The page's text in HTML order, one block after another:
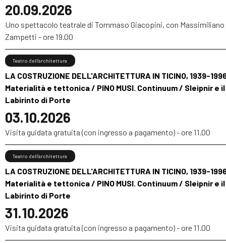
20.09.2026
Uno spettacolo teatrale di Tommaso Giacopini, con Massimiliano
Zampetti - ore 19.00
LA COSTRUZIONE DELL'ARCHITETTURA IN TICINO, 1939-
Materialità e tettonica / PINO MUSI. Continuum / Sleipnir e il
Labirinto di Porte
03.10.2026
Teatro dell’architettura
Visita guidata gratuita (con ingresso a pagamento) - ore 11.00
LA COSTRUZIONE DELL'ARCHITETTURA IN TICINO, 1939-
Materialità e tettonica / PINO MUSI. Continuum / Sleipnir e il
Labirinto di Porte
31.10.2026
Teatro dell’architettura
Visita guidata gratuita (con ingresso a pagamento) - ore 11.00